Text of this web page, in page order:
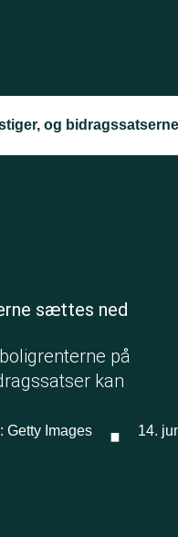
og
sættes ned
på
kan
Getty Images · 14.